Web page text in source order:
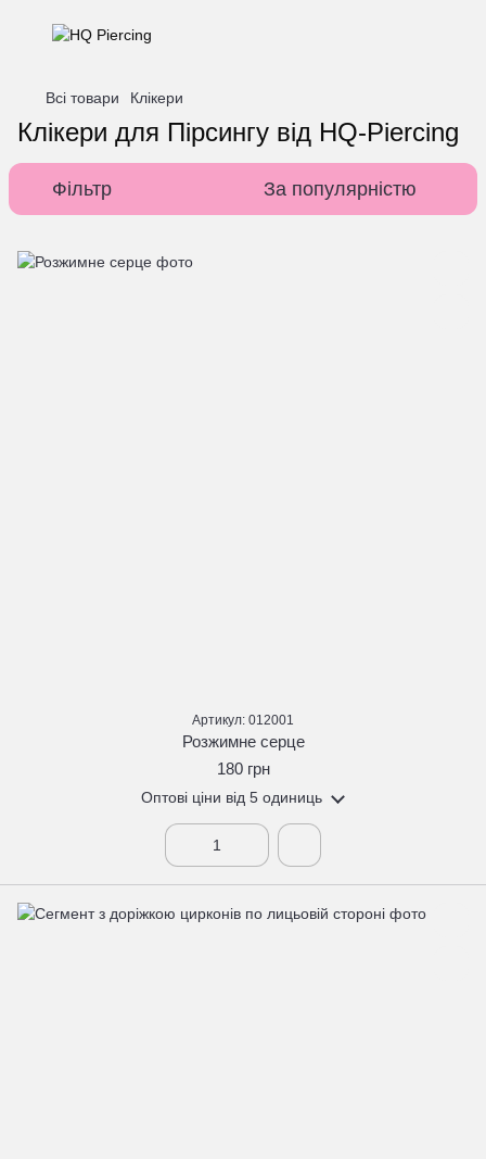
Всі товари Клікери
Клікери для Пірсингу від HQ-Piercing
Фільтр За популярністю
Артикул: 012001
Розжимне серце
180 грн
Оптові ціни від 5 одиниць